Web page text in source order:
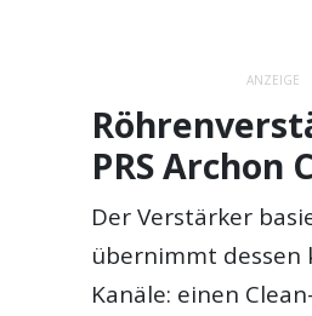
ANZEIGE
PRS Archon
Der Verstärker
übernimmt dessen
Kanäle: einen